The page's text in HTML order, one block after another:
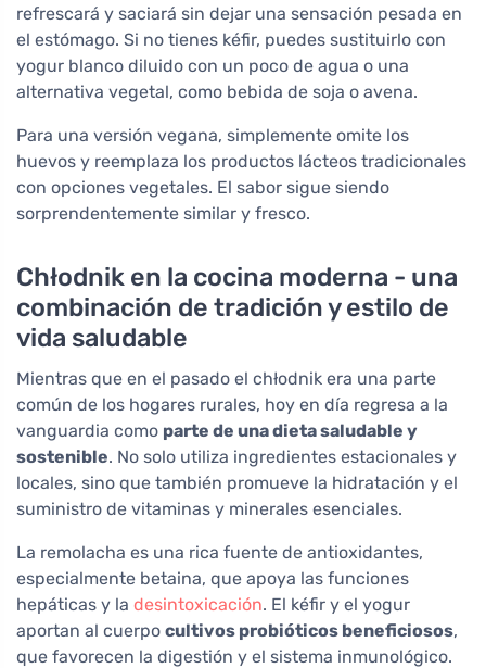
refrescará y saciará sin dejar una sensación pesada en
el estómago. Si no tienes kéfir, puedes sustituirlo con
yogur blanco diluido con un poco de agua o una
alternativa vegetal, como bebida de soja o avena.
Para una versión vegana, simplemente omite los
huevos y reemplaza los productos lácteos tradicionales
con opciones vegetales. El sabor sigue siendo
sorprendentemente similar y fresco.
Chłodnik en la cocina moderna - una
combinación de tradición y estilo de
vida saludable
Mientras que en el pasado el chłodnik era una parte
común de los hogares rurales, hoy en día regresa a la
vanguardia como parte de una dieta saludable y
sostenible. No solo utiliza ingredientes estacionales y
locales, sino que también promueve la hidratación y el
suministro de vitaminas y minerales esenciales.
La remolacha es una rica fuente de antioxidantes,
especialmente betaina, que apoya las funciones
hepáticas y la desintoxicación. El kéfir y el yogur
aportan al cuerpo cultivos probióticos beneficiosos,
que favorecen la digestión y el sistema inmunológico.